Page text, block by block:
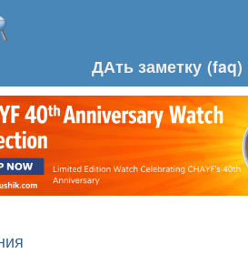
ДАть заметку (faq)